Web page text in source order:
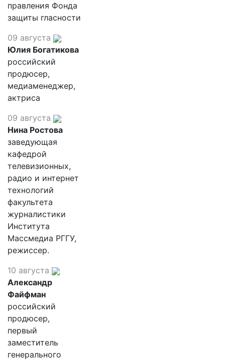
правления Фонда
защиты гласности
09 августа
Юлия Богатикова
российский
продюсер,
медиаменеджер,
актриса
09 августа
Нина Ростова
заведующая
кафедрой
телевизионных,
радио и интернет
технологий
факультета
журналистики
Института
Массмедиа РГГУ,
режиссер.
10 августа
Александр
Файфман
российский
продюсер,
первый
заместитель
генерального